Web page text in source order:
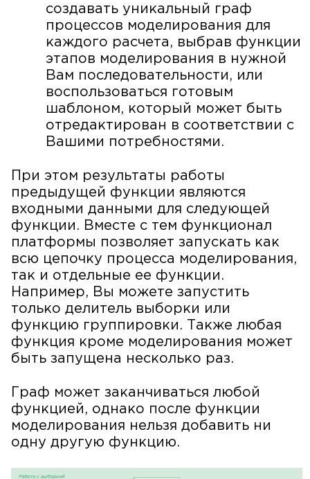
создавать уникальный граф
процессов моделирования для
каждого расчета, выбрав функции
этапов моделирования в нужной
Вам последовательности, или
воспользоваться готовым
шаблоном, который может быть
отредактирован в соответствии с
Вашими потребностями.
При этом результаты работы
предыдущей функции являются
входными данными для следующей
функции. Вместе с тем функционал
платформы позволяет запускать как
всю цепочку процесса моделирования,
так и отдельные ее функции.
Например, Вы можете запустить
только делитель выборки или
функцию группировки. Также любая
функция кроме моделирования может
быть запущена несколько раз.
Граф может заканчиваться любой
функцией, однако после функции
моделирования нельзя добавить ни
одну другую функцию.